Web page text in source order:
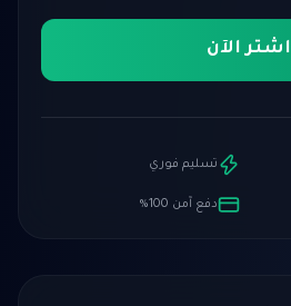
اشتر الآن
تسليم فوري
دفع آمن 100%